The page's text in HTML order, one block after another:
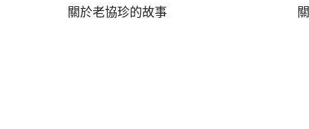
關於老協珍的故事